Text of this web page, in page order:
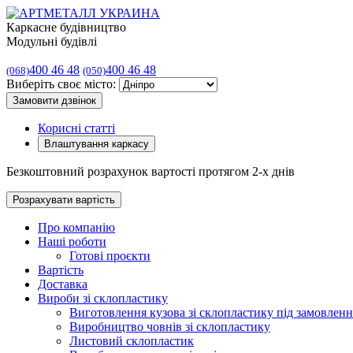
Каркасне будівництво
Модульні будівлі
(068)400 46 48 (050)400 46 48
Виберіть своє місто:
Замовити дзвінок
Корисні статті
Влаштування каркасу
Безкоштовний розрахунок вартості протягом 2-х днів
Розрахувати вартість
Про компанію
Наші роботи
Готові проєкти
Вартість
Доставка
Вироби зі склопластику
Виготовлення кузова зі склопластику під
Виробництво човнів зі склопластику
Листовий склопластик